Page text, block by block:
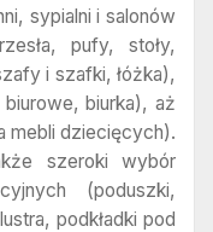
sypialni i salonów
pufy, stoły,
i szafki, łóżka),
biurka), aż
mebli dziecięcych).
szeroki wybór
(poduszki,
podkładki pod